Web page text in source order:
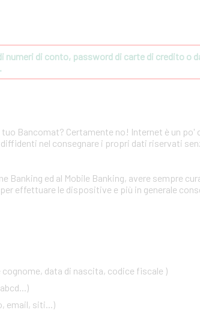
numeri di conto, password di carte di credito o
Bancomat? Certamente no! Internet è un po'
nel consegnare i propri dati riservati
Banking ed al Mobile Banking, avere sempre
effettuare le dispositive e più in generale
data di nascita, codice fiscale )
email, siti...)